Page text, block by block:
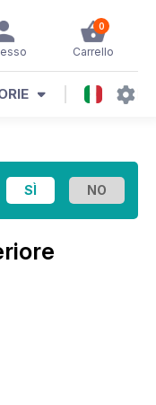
0
Carrello